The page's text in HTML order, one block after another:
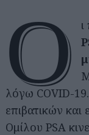
Ο
λόγω COVID-
επιβατικών
Ομίλου PSA